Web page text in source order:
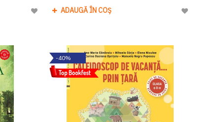
Adaugă
Dorinte
ADAUGĂ ÎN COȘ
Adaugă
-40%